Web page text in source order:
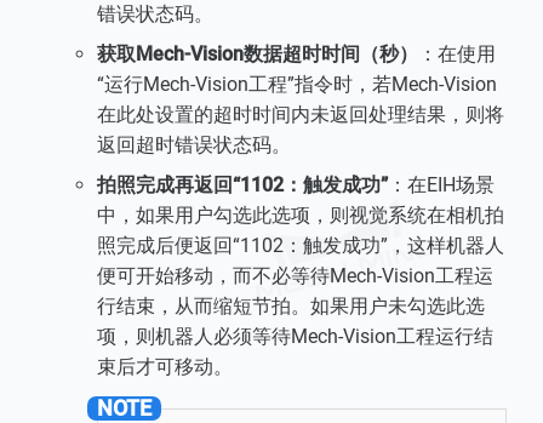
错误状态码。
获取Mech-Vision数据超时时间（秒）
：在使用
“运行Mech-Vision工程”指令时，若Mech-Vision
在此处设置的超时时间内未返回处理结果，则将
返回超时错误状态码。
拍照完成再返回“1102：触发成功”：在EIH场景
中，如果用户勾选此选项，则视觉系统在相机拍
照完成后便返回“1102：触发成功”，这样机器人
便可开始移动，而不必等待Mech-Vision工程运
行结束，从而缩短节拍。如果用户未勾选此选
项，则机器人必须等待Mech-Vision工程运行结
束后才可移动。